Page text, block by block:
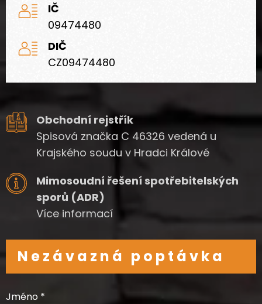
IČ
09474480
DIČ
CZ09474480
Obchodní rejstřík
Spisová značka C 46326 vedená u
Krajského soudu v Hradci Králové
Mimosoudní řešení spotřebitelských
sporů (ADR)
Více informací
Nezávazná poptávka
Jméno *